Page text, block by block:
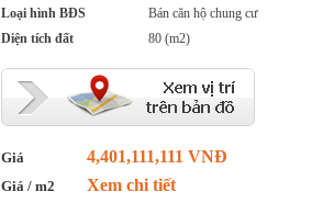
Loại hình BĐS
Bán căn hộ chung cư
Diện tích đất
80 (m2)
Giá 4,401,111,111 VNĐ
Giá / m2 Xem chi tiết